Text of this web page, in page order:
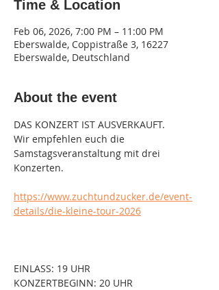
Time & Location
Feb 06, 2026, 7:00 PM – 11:00 PM
Eberswalde, Coppistraße 3, 16227
Eberswalde, Deutschland
About the event
DAS KONZERT IST AUSVERKAUFT.
Wir empfehlen euch die
Samstagsveranstaltung mit drei
Konzerten.
https://www.zuchtundzucker.de/event-
details/die-kleine-tour-2026
EINLASS: 19 UHR
KONZERTBEGINN: 20 UHR